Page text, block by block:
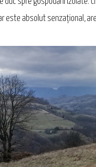
este absolut senzațional,